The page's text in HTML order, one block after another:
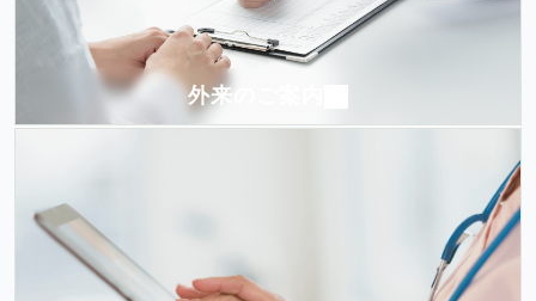
外来のご案内